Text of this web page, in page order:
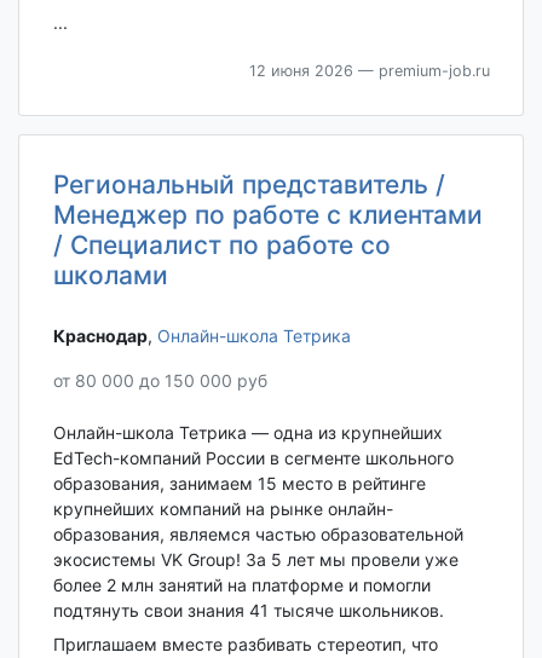
...
12 июня 2026 — premium-job.ru
Региональный представитель /
Менеджер по работе с клиентами
/ Специалист по работе со
школами
Краснодар‎, Онлайн-школа Тетрика
от 80 000 до 150 000 руб
Онлайн-школа Тетрика — одна из крупнейших
EdTech-компаний России в сегменте школьного
образования, занимаем 15 место в рейтинге
крупнейших компаний на рынке онлайн-
образования, являемся частью образовательной
экосистемы VK Group! За 5 лет мы провели уже
более 2 млн занятий на платформе и помогли
подтянуть свои знания 41 тысяче школьников.
Приглашаем вместе разбивать стереотип, что